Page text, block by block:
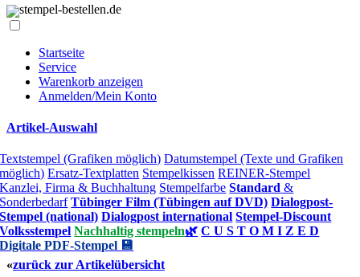
stempel-bestellen.de
Startseite
Service
Warenkorb anzeigen
Anmelden/Mein Konto
Artikel-Auswahl
Textstempel (Grafiken möglich) Datumstempel (Texte und Grafiken
möglich) Ersatz-Textplatten Stempelkissen REINER-Stempel
Kanzlei, Firma & Buchhaltung Stempelfarbe Standard &
Sonderbedarf Tübinger Film (Tübingen auf DVD) Dialogpost-
Stempel (national) Dialogpost international Stempel-Discount
Volksstempel Nachhaltig stempeln🌿 C U S T O M I Z E D
Digitale PDF-Stempel 💾
«zurück zur Artikelübersicht